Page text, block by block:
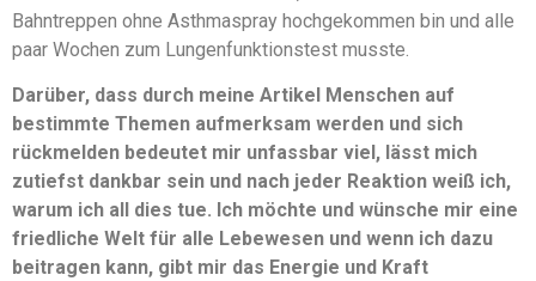
Bahntreppen ohne Asthmaspray hochgekommen bin und alle
paar Wochen zum Lungenfunktionstest musste.
Darüber, dass durch meine Artikel Menschen auf
bestimmte Themen aufmerksam werden und sich
rückmelden bedeutet mir unfassbar viel, lässt mich
zutiefst dankbar sein und nach jeder Reaktion weiß ich,
warum ich all dies tue. Ich möchte und wünsche mir eine
friedliche Welt für alle Lebewesen und wenn ich dazu
beitragen kann, gibt mir das Energie und Kraft